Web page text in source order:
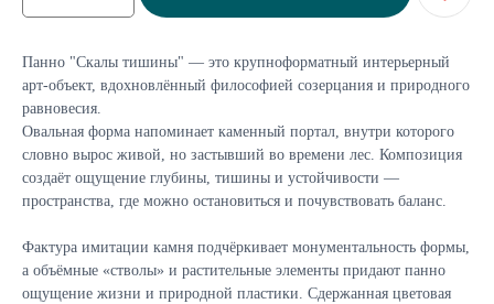
Панно "Скалы тишины" — это крупноформатный интерьерный
арт-объект, вдохновлённый философией созерцания и природного
равновесия.
Овальная форма напоминает каменный портал, внутри которого
словно вырос живой, но застывший во времени лес. Композиция
создаёт ощущение глубины, тишины и устойчивости —
пространства, где можно остановиться и почувствовать баланс.
Фактура имитации камня подчёркивает монументальность формы,
а объёмные «стволы» и растительные элементы придают панно
ощущение жизни и природной пластики. Сдержанная цветовая